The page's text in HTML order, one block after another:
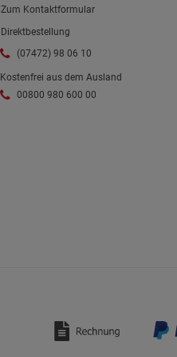
Zum Kontaktformular
Direktbestellung
(07472) 98 06 10
Kostenfrei aus dem Ausland
00800 980 600 00